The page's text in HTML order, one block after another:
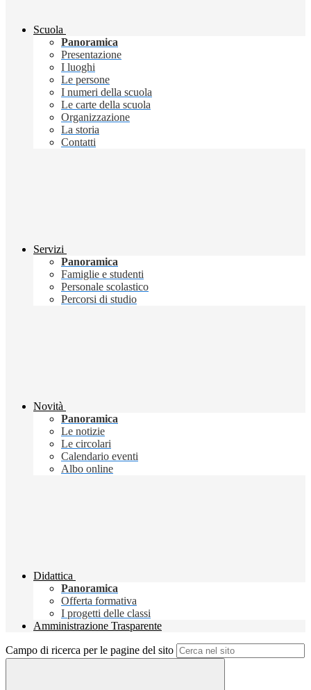
Scuola
Panoramica
Presentazione
I luoghi
Le persone
I numeri della scuola
Le carte della scuola
Organizzazione
La storia
Contatti
Servizi
Panoramica
Famiglie e studenti
Personale scolastico
Percorsi di studio
Novità
Panoramica
Le notizie
Le circolari
Calendario eventi
Albo online
Didattica
Panoramica
Offerta formativa
I progetti delle classi
Amministrazione Trasparente
Campo di ricerca per le pagine del sito